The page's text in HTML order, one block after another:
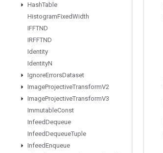
HashTable
HistogramFixedWidth
IFFTND
IRFFTND
Identity
IdentityN
IgnoreErrorsDataset
ImageProjectiveTransformV2
ImageProjectiveTransformV3
ImmutableConst
InfeedDequeue
InfeedDequeueTuple
InfeedEnqueue